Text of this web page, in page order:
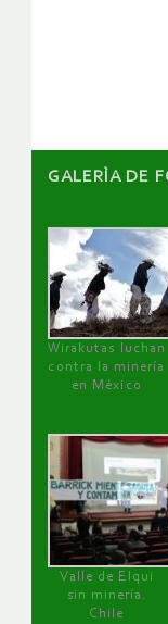
GALERÌA DE
Wirakutas luchan
contra la minería
en México
Valle de Elqui
sin minería.
Chile